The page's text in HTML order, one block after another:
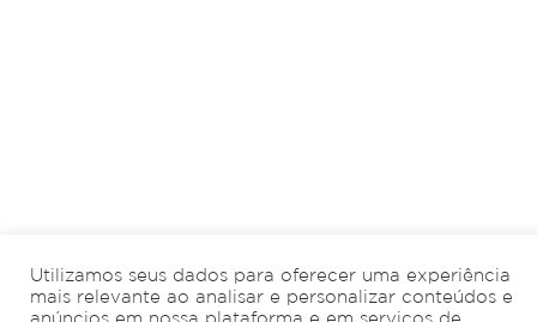
Utilizamos seus dados para oferecer uma experiência
mais relevante ao analisar e personalizar conteúdos e
anúncios em nossa plataforma e em serviços de